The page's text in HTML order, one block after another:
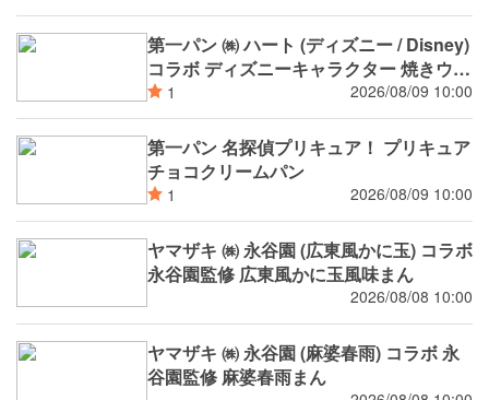
第一パン ㈱ ハート (ディズニー / Disney)
コラボ ディズニーキャラクター 焼きウイ
ンナーカレーパン
1 2026/08/09 10:00
第一パン 名探偵プリキュア！ プリキュア
チョコクリームパン
1 2026/08/09 10:00
ヤマザキ ㈱ 永谷園 (広東風かに玉) コラボ
永谷園監修 広東風かに玉風味まん
2026/08/08 10:00
ヤマザキ ㈱ 永谷園 (麻婆春雨) コラボ 永
谷園監修 麻婆春雨まん